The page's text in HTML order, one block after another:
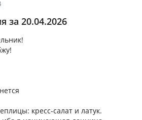
за 20.04.2026
кресс-салат и латук.